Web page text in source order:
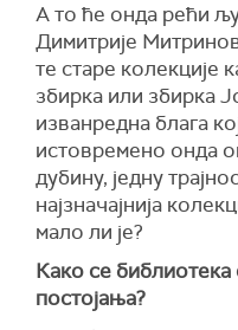
А то ће онда рећи
Димитрије
те старе колекције
збирка или збирка
изванредна блага
истовремено онда
дубину, једну
најзначајнија
мало ли је?
Како се библиотека
постојања?